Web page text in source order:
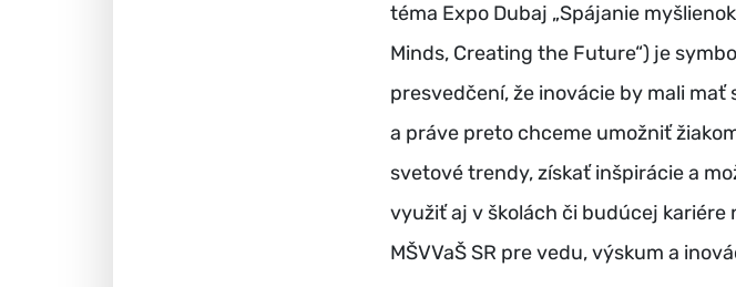
téma Expo Dubaj „Spájanie
Minds, Creating the Future“) je
presvedčení, že inovácie by mali
a práve preto chceme umožniť
svetové trendy, získať inšpirácie a
využiť aj v školách či budúcej kariére
MŠVVaŠ SR pre vedu, výskum a